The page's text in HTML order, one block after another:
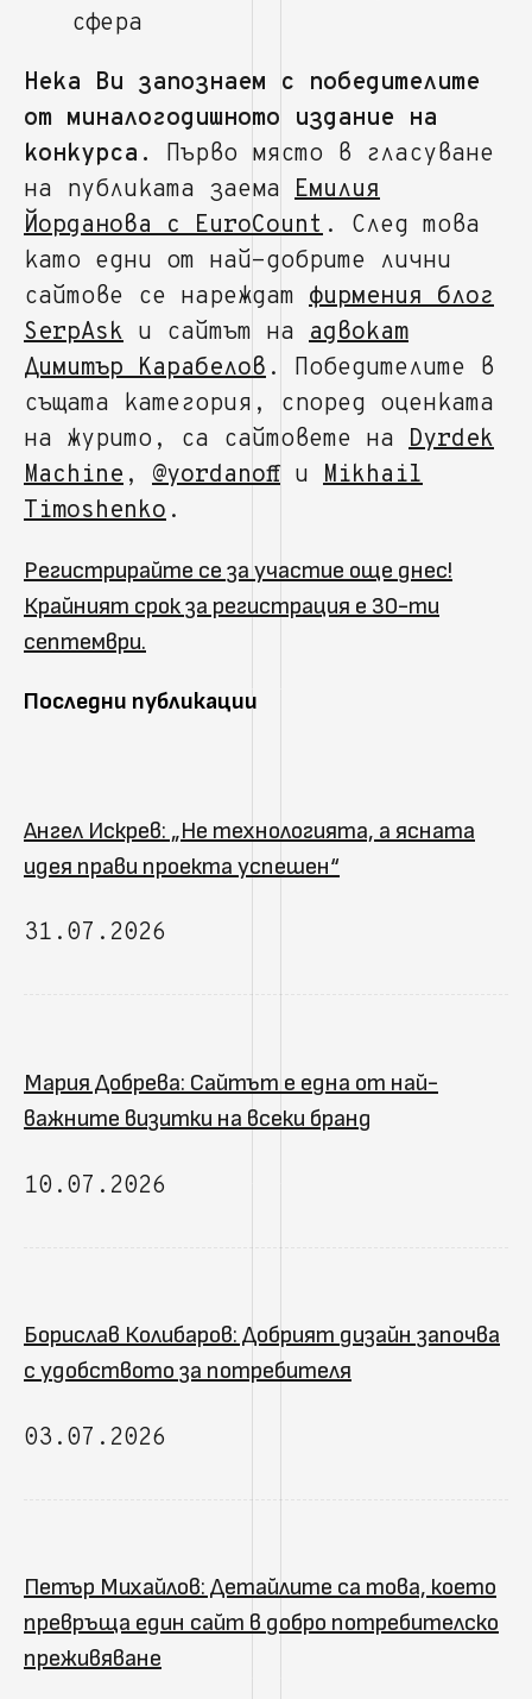
сфера
Нека Ви запознаем с победителите
от миналогодишното издание на
конкурса.
Първо място в гласуване
на публиката заема Емилия
Йорданова с EuroCount. След това
като едни от най-добрите лични
сайтове се нареждат фирмения блог
SerpAsk и сайтът на адвокат
Димитър Карабелов. Победителите в
същата категория, според оценката
на журито, са сайтовете на Dyrdek
Machine, @yordanoff и Mikhail
Timoshenko.
Регистрирайте се за участие още днес!
Крайният срок за регистрация е 30-ти
септември.
Последни публикации
Ангел Искрев: „Не технологията, а ясната
идея прави проекта успешен“
31.07.2026
Мария Добрева: Сайтът е една от най-
важните визитки на всеки бранд
10.07.2026
Борислав Колибаров: Добрият дизайн започва
с удобството за потребителя
03.07.2026
Петър Михайлов: Детайлите са това, което
превръща един сайт в добро потребителско
преживяване